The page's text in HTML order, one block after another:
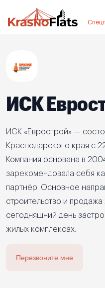
ИСК
ИСК «Еврострой» —
Краснодарского края с
Компания основана в
зарекомендовала себя
партнёр. Основное
строительство и
сегодняшний день
жилых комплексах.
Перезвоните мне